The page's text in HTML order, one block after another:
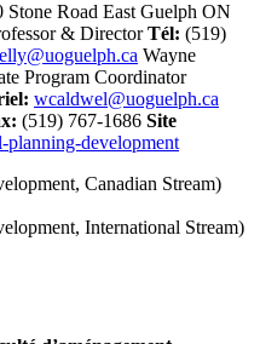
Road East Guelph ON
& DirectorTél: (519)
Wayne
Program Coordinator
wcaldwel@uoguelph.ca
(519) 767-1686 Site
planning-development
Canadian Stream)
International Stream)